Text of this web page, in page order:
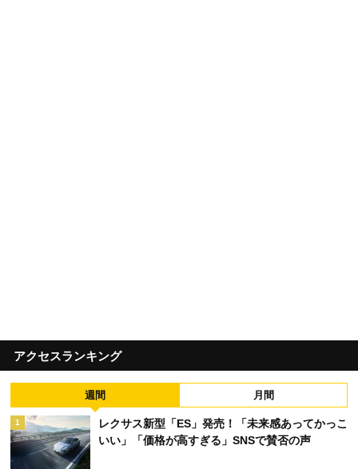
アクセスランキング
週間 月間
1
レクサス新型「ES」発売！「未来感あってかっこ
いい」「価格が高すぎる」SNSで賛否の声